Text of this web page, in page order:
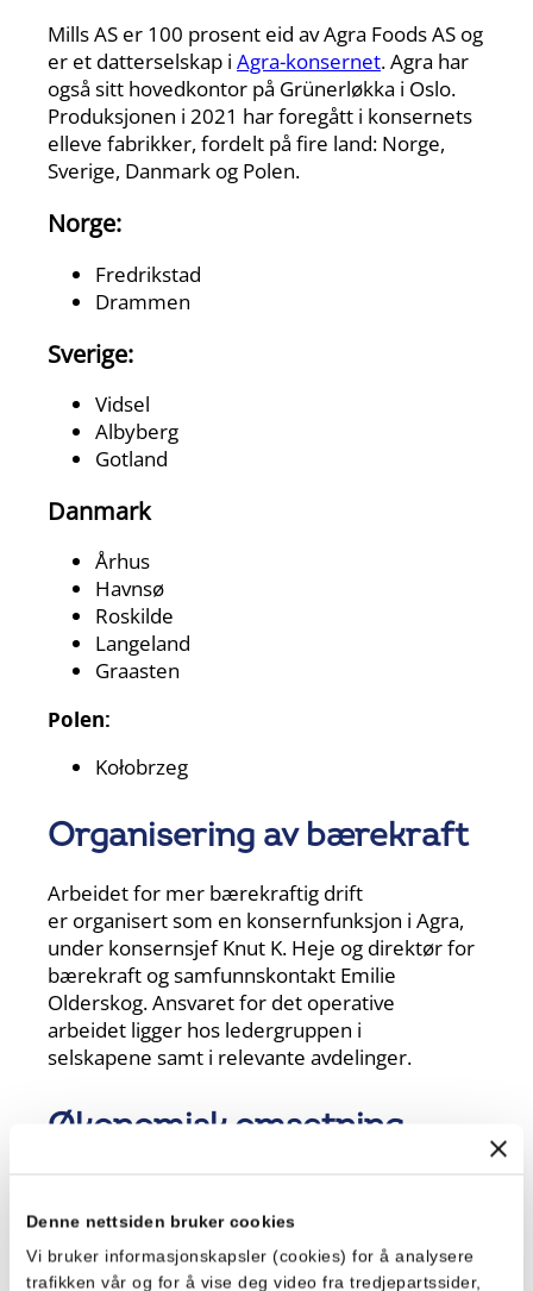
Denne nettsiden bruker cookies
Vi bruker informasjonskapsler (cookies) for å analysere
trafikken vår og for å vise deg video fra tredjepartssider,
Mills AS er 100 prosent eid av Agra Foods AS og
er et datterselskap i Agra-konsernet. Agra har
også sitt hovedkontor på Grünerløkka i Oslo.
Produksjonen i 2021 har foregått i konsernets
elleve fabrikker, fordelt på fire land: Norge,
Sverige, Danmark og Polen.
Norge:
Fredrikstad
Drammen
Sverige:
Vidsel
Albyberg
Gotland
Danmark
Århus
Havnsø
Roskilde
Langeland
Graasten
Polen:
Kołobrzeg
Organisering av bærekraft
​Arbeidet for mer bærekraftig drift
er organisert som en konsernfunksjon i Agra,
under konsernsjef Knut K. Heje og direktør for
bærekraft og samfunnskontakt Emilie
Olderskog. Ansvaret for det operative
arbeidet ligger hos ledergruppen i
selskapene samt i relevante avdelinger.​
Økonomisk omsetning
Fagforeninger